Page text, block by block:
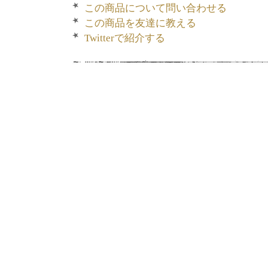
この商品について問い合わせる
この商品を友達に教える
Twitterで紹介する